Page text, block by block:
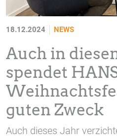
18.12.2024 NEWS
Auch in
spendet
guten Zweck
Auch dieses Jahr
Dieser Cookie speichert
Einverständnis-Optionen
1 Jahr
STATISTIK
Statistik Cookies
unsere Besucher